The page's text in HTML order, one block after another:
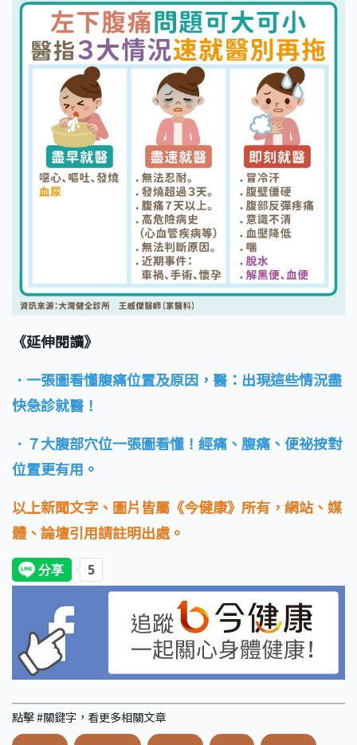
《延伸閱讀》
．一張圖看懂腹痛位置及原因，醫：出現這些情況盡
快急診就醫！
．７大腹部穴位一張圖看懂！經痛、腹痛、便祕按對
位置更有用。
以上新聞文字、圖片皆屬《今健康》所有，網站、媒
體、論壇引用請註明出處。
點擊 #關鍵字，看更多相關文章